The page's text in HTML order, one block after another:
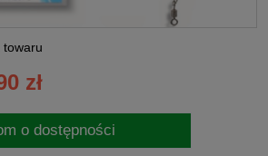
towaru
zł
o dostępności